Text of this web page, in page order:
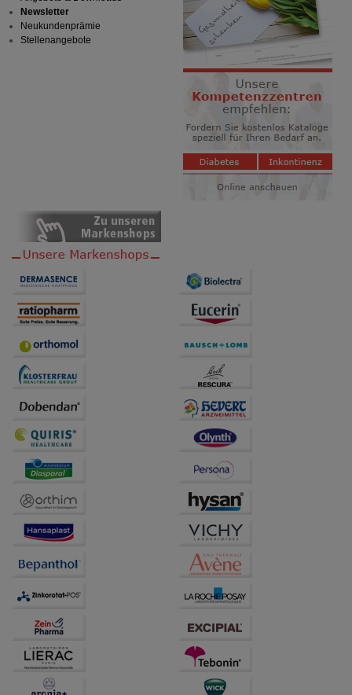
Statistik & Tracking:
Hierüber lassen sich
Informationen über die Art und Weise der Nutzung
unserer Website sammeln, mit deren Hilfe wir unsere
Website weiter für Sie optimieren können, den Inhalt
auf unserer Website aber auch die Werbung auf
Drittseiten möglichst relevant für Sie zu gestalten.
Bitte beachten Sie, dass Daten hierfür teilweise an
Dritte wie z.B. Google oder soziale Medien
Newsletter
Neukundenprämie
Stellenangebote